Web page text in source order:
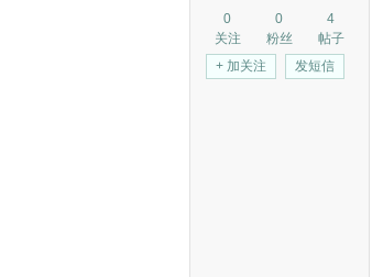
0
关注
0
粉丝
4
帖子
+ 加关注
发短信